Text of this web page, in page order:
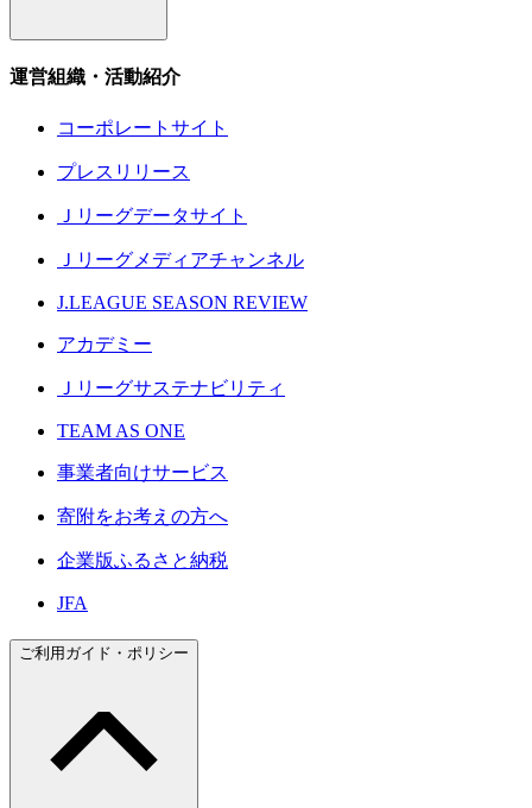
運営組織・活動紹介
コーポレートサイト
プレスリリース
Ｊリーグデータサイト
Ｊリーグメディアチャンネル
J.LEAGUE SEASON REVIEW
アカデミー
Ｊリーグサステナビリティ
TEAM AS ONE
事業者向けサービス
寄附をお考えの方へ
企業版ふるさと納税
JFA
ご利用ガイド・ポリシー